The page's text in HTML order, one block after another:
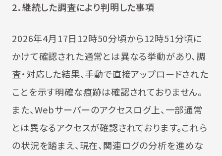
2．継続した調査により判明した事項
2026年4月17日12時50分頃から12時51分頃に
かけて確認された通常とは異なる挙動があり、調
査・対応した結果、手動で直接アップロードされた
ことを示す明確な痕跡は確認されておりません。
また、Webサーバーのアクセスログ上、一部通常
とは異なるアクセスが確認されております。これら
の状況を踏まえ、現在、関連ログの分析を進めな